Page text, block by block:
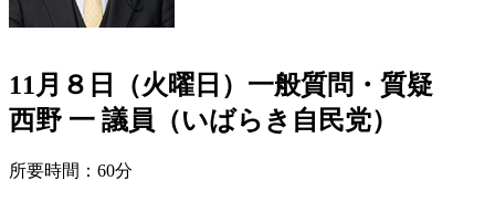
11月８日（火曜日）一般質問・質疑
西野 一 議員（いばらき自民党）
所要時間：60分